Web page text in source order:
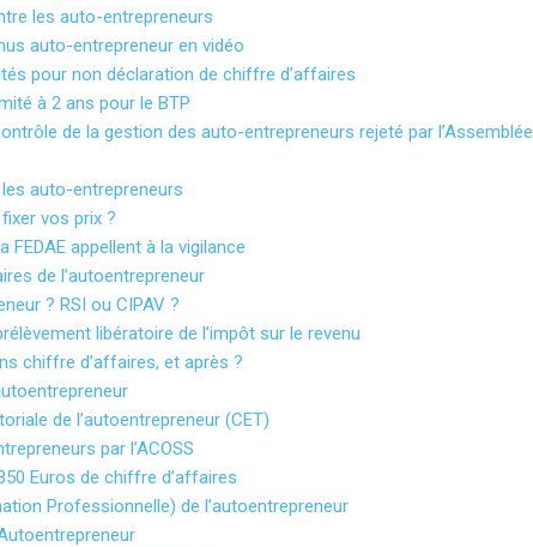
les auto-entrepreneurs
auto-entrepreneur en vidéo
pour non déclaration de chiffre d’affaires
à 2 ans pour le BTP
de la gestion des auto-entrepreneurs rejeté par l’Assemblée
auto-entrepreneurs
vos prix ?
FEDAE appellent à la vigilance
de l’autoentrepreneur
? RSI ou CIPAV ?
libératoire de l’impôt sur le revenu
chiffre d’affaires, et après ?
de l’autoentrepreneur (CET)
par l’ACOSS
Euros de chiffre d’affaires
Professionnelle) de l’autoentrepreneur